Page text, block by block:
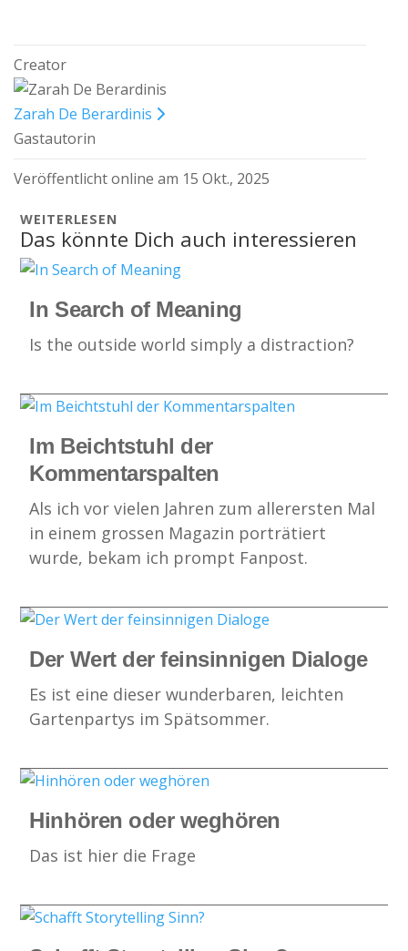
Creator
Zarah De Berardinis
Gastautorin
Veröffentlicht online am 15 Okt., 2025
WEITERLESEN
Das könnte Dich auch interessieren
In Search of Meaning
Is the outside world simply a distraction?
Im Beichtstuhl der
Kommentarspalten
Als ich vor vielen Jahren zum allerersten Mal
in einem grossen Magazin porträtiert
wurde, bekam ich prompt Fanpost.
Der Wert der feinsinnigen Dialoge
Es ist eine dieser wunderbaren, leichten
Gartenpartys im Spätsommer.
Hinhören oder weghören
Das ist hier die Frage